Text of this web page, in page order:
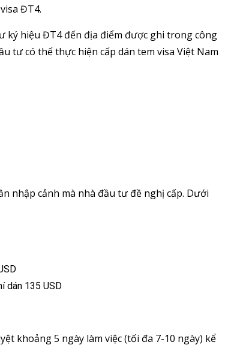
ĐT4.
ký hiệu ĐT4 đến địa điểm được ghi trong công
tư có thể thực hiện cấp dán tem visa Việt Nam
nhập cảnh mà nhà đầu tư đề nghị cấp. Dưới
dán 135 USD
khoảng 5 ngày làm việc (tối đa 7-10 ngày) kể